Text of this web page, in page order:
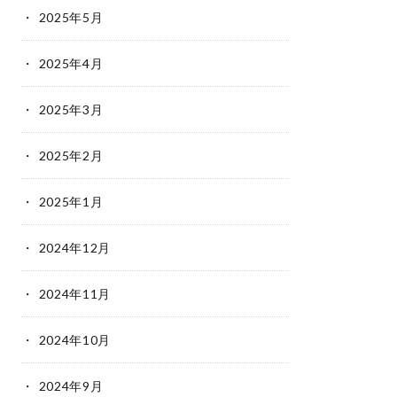
2025年5月
2025年4月
2025年3月
2025年2月
2025年1月
2024年12月
2024年11月
2024年10月
2024年9月